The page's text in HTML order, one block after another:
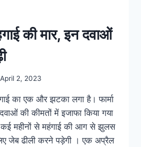
की मार, इन दवाओं
April 2, 2023
का एक और झटका लगा है। फार्मा
की कीमतों में इजाफा किया गया
महीनों से महंगाई की आग से झुलस
जेब ढीली करने पड़ेगी । एक अप्रैल